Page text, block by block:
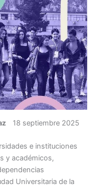
18 septiembre 2025
e instituciones
y académicos,
Universitaria de la